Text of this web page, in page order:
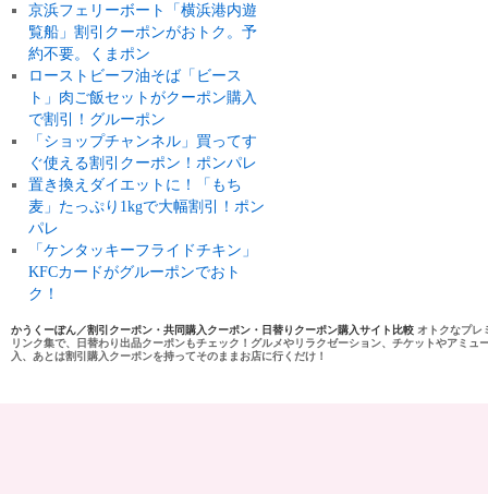
京浜フェリーボート「横浜港内遊
覧船」割引クーポンがおトク。予
約不要。くまポン
ローストビーフ油そば「ビース
ト」肉ご飯セットがクーポン購入
で割引！グルーポン
「ショップチャンネル」買ってす
ぐ使える割引クーポン！ポンパレ
置き換えダイエットに！「もち
麦」たっぷり1kgで大幅割引！ポン
パレ
「ケンタッキーフライドチキン」
KFCカードがグルーポンでおト
ク！
かうくーぽん／割引クーポン・共同購入クーポン・日替りクーポン購入サイト比較 オトクなプレ
リンク集で、日替わり出品クーポンもチェック！グルメやリラクゼーション、チケットやアミ
入、あとは割引購入クーポンを持ってそのままお店に行くだけ！